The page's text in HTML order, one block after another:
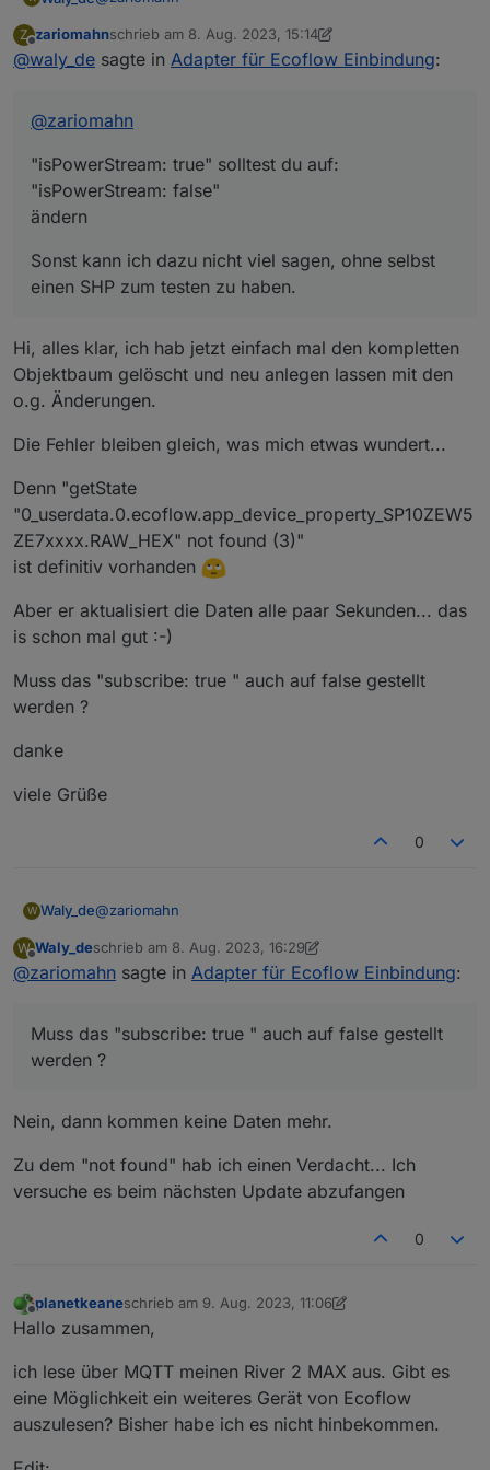
@zariomahn sagte inAdapter für Ecoflow Einbindung
Hi, danke für die schnelle Antwort, ich habe
eigentlich nur mein SHP eingetragen.
seriennummern: [ { seriennummer:
isPowerStream: true, subscribe: true }, ],
"isPowerStream: true" solltest du auf:
ändern
Sonst kann ich dazu nicht viel sagen, ohne selbst
Z
Offline
zariomahnschrieb am 8. Aug. 2023, 15:14
zuletzt editiert von zariomahn 8. Aug. 2023, 17:18
@waly_de sagte in Adapter für Ecoflow Einbindung:
@zariomahn
"isPowerStream: true" solltest du auf:
"isPowerStream: false"
ändern
Sonst kann ich dazu nicht viel sagen, ohne selbst
einen SHP zum testen zu haben.
Hi, alles klar, ich hab jetzt einfach mal den kompletten
Objektbaum gelöscht und neu anlegen lassen mit den
o.g. Änderungen.
Die Fehler bleiben gleich, was mich etwas wundert...
Denn "getState
"0_userdata.0.ecoflow.app_device_property_SP10ZEW5
ZE7xxxx.RAW_HEX" not found (3)"
ist definitiv vorhanden
Aber er aktualisiert die Daten alle paar Sekunden... das
is schon mal gut :-)
Muss das "subscribe: true " auch auf false gestellt
werden ?
danke
viele Grüße
0
W Waly_de@zariomahn
W
Offline
Waly_deschrieb am 8. Aug. 2023, 16:29
zuletzt editiert von Waly_de8. Aug. 2023, 19:13
@zariomahn sagte in Adapter für Ecoflow Einbindung:
Muss das "subscribe: true " auch auf false gestellt
werden ?
Nein, dann kommen keine Daten mehr.
Zu dem "not found" hab ich einen Verdacht... Ich
versuche es beim nächsten Update abzufangen
0
Offline
planetkeaneschrieb am 9. Aug. 2023, 11:06
zuletzt editiert von planetkeane8. Sept. 2023, 13:36
Hallo zusammen,
ich lese über MQTT meinen River 2 MAX aus. Gibt es
eine Möglichkeit ein weiteres Gerät von Ecoflow
auszulesen? Bisher habe ich es nicht hinbekommen.